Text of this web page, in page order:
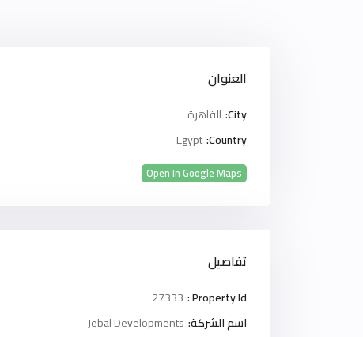
العنوان
City: القاهرة
Country:
Egypt
Open In Google Maps
تفاصيل
Property Id :
27333
اسم الشركة: Jebal Developments